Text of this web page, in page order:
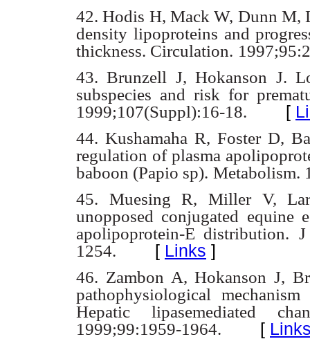
42. Hodis H, Mack W, Dunn M,
density lipoproteins and
thickness. Circulation.
43. Brunzell J, Hokanson J.
subspecies and risk for
1999;107(Suppl):16-18. [
44. Kushamaha R, Foster D,
regulation of plasma
baboon (Papio sp). Metabolism.
45. Muesing R, Miller V,
unopposed conjugated equine
apolipoprotein-E distribution.
1254. [ Links ]
46. Zambon A, Hokanson J,
pathophysiological mechanism
Hepatic lipasemediated
1999;99:1959-1964. [